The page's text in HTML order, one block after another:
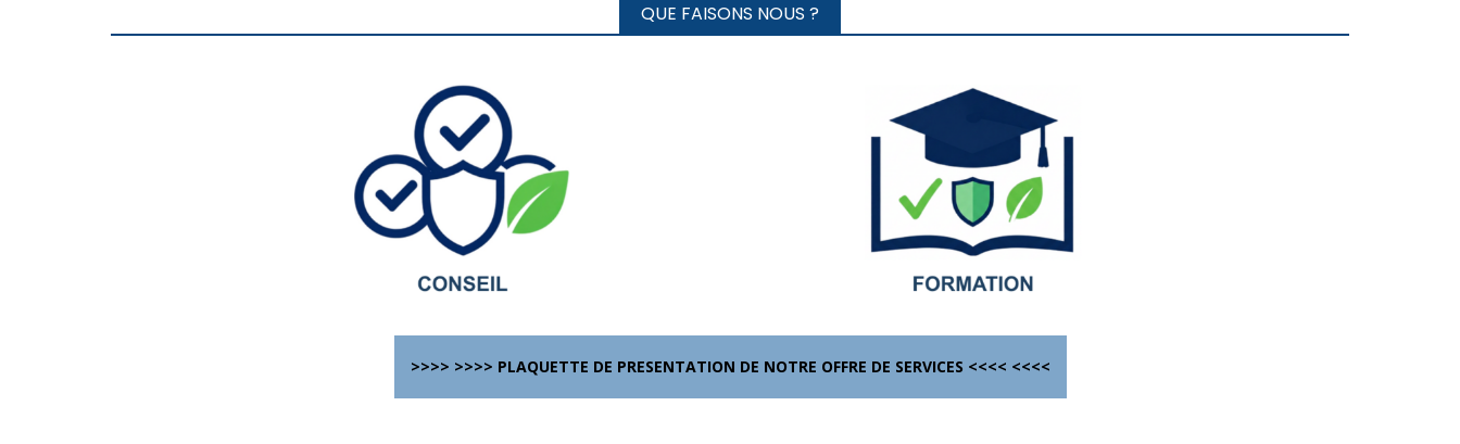
QUE FAISONS NOUS ?
>>>> >>>> PLAQUETTE DE PRESENTATION DE NOTRE OFFRE DE SERVICES <<<< <<<<